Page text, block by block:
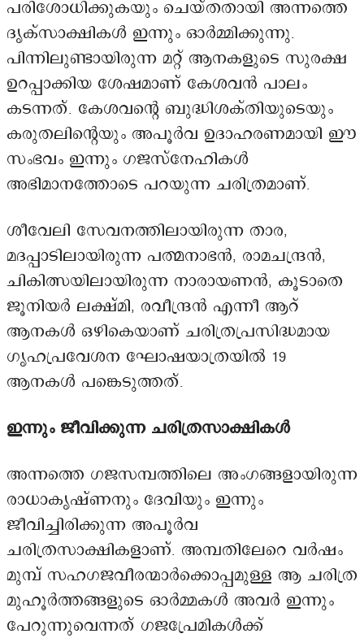
പരിശോധിക്കുകയും ചെയ്തതായി അന്നത്തെ
ദൃക്സാക്ഷികൾ ഇന്നും ഓർമ്മിക്കുന്നു.
പിന്നിലുണ്ടായിരുന്ന മറ്റ് ആനകളുടെ സുരക്ഷ
ഉറപ്പാക്കിയ ശേഷമാണ് കേശവൻ പാലം
കടന്നത്. കേശവന്റെ ബുദ്ധിശക്തിയുടെയും
കരുതലിന്റെയും അപൂർവ ഉദാഹരണമായി ഈ
സംഭവം ഇന്നും ഗജസ്നേഹികൾ
അഭിമാനത്തോടെ പറയുന്ന ചരിത്രമാണ്.
ശീവേലി സേവനത്തിലായിരുന്ന താര,
മദപ്പാടിലായിരുന്ന പത്മനാഭൻ, രാമചന്ദ്രൻ,
ചികിത്സയിലായിരുന്ന നാരായണൻ, കൂടാതെ
ജൂനിയർ ലക്ഷ്മി, രവീന്ദ്രൻ എന്നീ ആറ്
ആനകൾ ഒഴികെയാണ് ചരിത്രപ്രസിദ്ധമായ
ഗൃഹപ്രവേശന ഘോഷയാത്രയിൽ 19
ആനകൾ പങ്കെടുത്തത്.
ഇന്നും ജീവിക്കുന്ന ചരിത്രസാക്ഷികൾ
അന്നത്തെ ഗജസമ്പത്തിലെ അംഗങ്ങളായിരുന്ന
രാധാകൃഷ്ണനും ദേവിയും ഇന്നും
ജീവിച്ചിരിക്കുന്ന അപൂർവ
ചരിത്രസാക്ഷികളാണ്. അമ്പതിലേറെ വർഷം
മുമ്പ് സഹഗജവീരന്മാർക്കൊപ്പമുള്ള ആ ചരിത്ര
മുഹൂർത്തങ്ങളുടെ ഓർമ്മകൾ അവർ ഇന്നും
പേറുന്നുവെന്നത് ഗജപ്രേമികൾക്ക്